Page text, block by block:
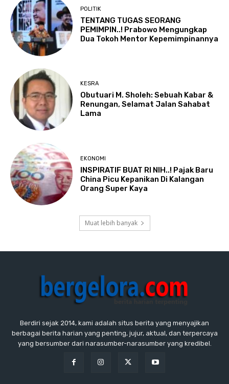
POLITIK
TENTANG TUGAS SEORANG
PEMIMPIN..! Prabowo Mengungkap
Dua Tokoh Mentor Kepemimpinannya
KESRA
Obutuari M. Sholeh: Sebuah Kabar &
Renungan, Selamat Jalan Sahabat
Lama
EKONOMI
INSPIRATIF BUAT RI NIH..! Pajak Baru
China Picu Kepanikan Di Kalangan
Orang Super Kaya
Muat lebih banyak
Berdiri sejak 2014, kami adalah situs berita yang menyajikan
berbagai berita harian yang penting, jujur, aktual, dan terpercaya
yang bersumber dari narasumber-narasumber yang kredibel.